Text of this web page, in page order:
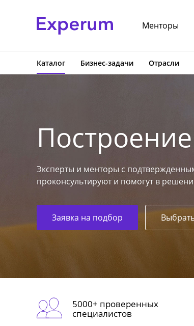
Менторы
Каталог Бизнес-задачи Отрасли
Эксперты и менторы с
проконсультируют и помогут в
Заявка на подбор
5000+ проверенных
специалистов